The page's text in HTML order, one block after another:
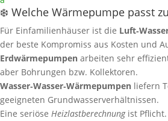
❄️ Welche Wärmepumpe passt
Für Einfamilienhäuser ist die
der beste Kompromiss aus Kosten und
Erdwärmepumpen arbeiten sehr
aber Bohrungen bzw. Kollektoren.
Wasser‑Wasser‑Wärmepumpen liefern
geeigneten Grundwasserverhältnissen.
Eine seriöse Heizlastberechnungist